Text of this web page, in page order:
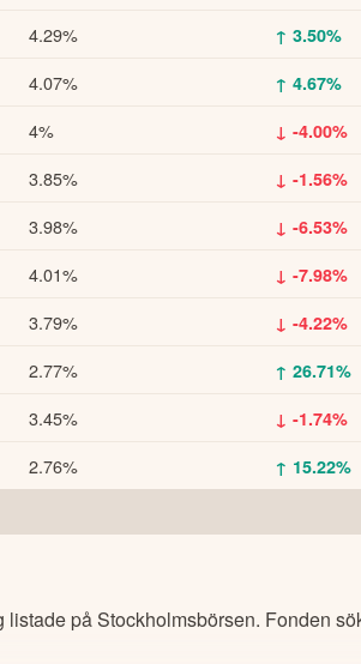
4.29% ↑ 3.50%
4.07% ↑ 4.67%
4% ↓ -4.00%
3.85% ↓ -1.56%
3.98% ↓ -6.53%
4.01% ↓ -7.98%
3.79% ↓ -4.22%
2.77% ↑ 26.71%
3.45% ↓ -1.74%
2.76% ↑ 15.22%
på Stockholmsbörsen. Fonden